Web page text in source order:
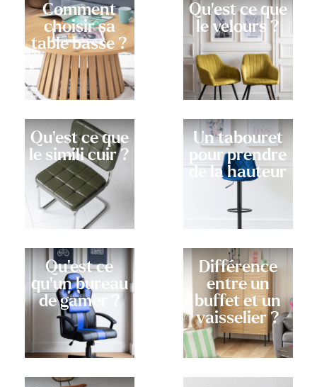
Comment
choisir sa
table basse ?
Qu'est ce que
le velours ?
Qu'est ce que
le simili cuir ?
Un tabouret
pour prendre
de la hauteur
Qu'est ce
qu'un bureau
de gamer ?
Différence
entre un
buffet et un
vaisselier ?